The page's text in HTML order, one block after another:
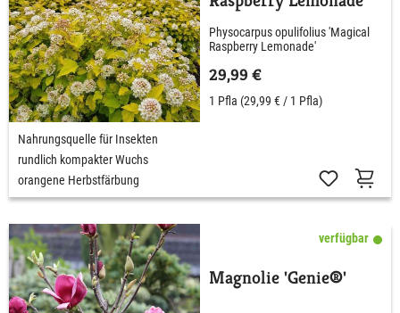
Physocarpus opulifolius 'Magical
Raspberry Lemonade'
29,99 €
1 Pfla (29,99 € / 1 Pfla)
Nahrungsquelle für Insekten
rundlich kompakter Wuchs
orangene Herbstfärbung
verfügbar
Magnolie 'Genie®'